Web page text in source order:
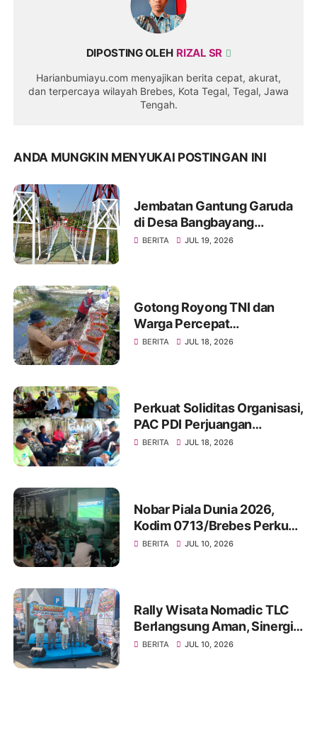
DIPOSTING OLEH RIZAL SR
Harianbumiayu.com menyajikan berita cepat, akurat,
dan terpercaya wilayah Brebes, Kota Tegal, Tegal, Jawa
Tengah.
ANDA MUNGKIN MENYUKAI POSTINGAN INI
Jembatan Gantung Garuda
di Desa Bangbayang
Rampung Dibangun, Simbol
BERITA JUL 19, 2026
Gotong Royong TNI dan
Warga Percepat
Pembangunan Jembatan
BERITA JUL 18, 2026
Perkuat Soliditas Organisasi,
PAC PDI Perjuangan
Bumiayu Gelar Silaturahmi
BERITA JUL 18, 2026
Nobar Piala Dunia 2026,
Kodim 0713/Brebes Perkuat
Kemanunggalan TNI-Rakyat
BERITA JUL 10, 2026
Rally Wisata Nomadic TLC
Berlangsung Aman, Sinergi
Polres Brebes dan Instansi
BERITA JUL 10, 2026